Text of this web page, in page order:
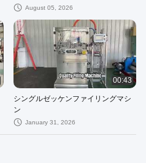
August 05, 2026
00:43
シングルゼッケンファイリングマシ
ン
January 31, 2026